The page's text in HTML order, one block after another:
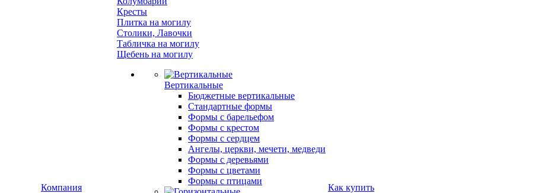
Компания
Кресты
Плитка на могилу
Столики, Лавочки
Табличка на могилу
Щебень на могилу
Вертикальные
Бюджетные вертикальные
Стандартные формы
Формы с барельефом
Формы с крестом
Формы с сердцем
Ангелы, церкви, мечети, медведи
Формы с деревьями
Формы с цветами
Формы с птицами
Как купить